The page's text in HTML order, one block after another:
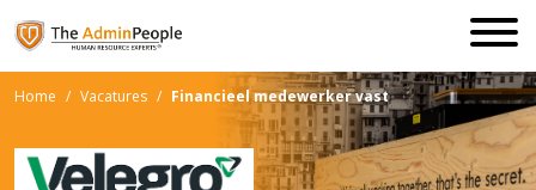
Home / Vacatures / Financieel medewerker vast